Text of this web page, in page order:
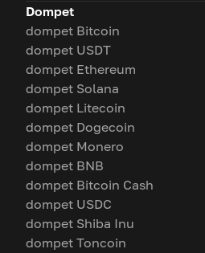
Dompet
dompet Bitcoin
dompet USDT
dompet Ethereum
dompet Solana
dompet Litecoin
dompet Dogecoin
dompet Monero
dompet BNB
dompet Bitcoin Cash
dompet USDC
dompet Shiba Inu
dompet Toncoin